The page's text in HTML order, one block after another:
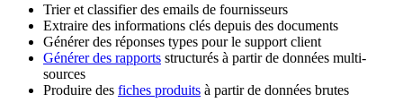
Trier et classifier des emails de fournisseurs
Extraire des informations clés depuis des documents
Générer des réponses types pour le support client
Générer des rapports structurés à partir de données multi-
sources
Produire des fiches produits à partir de données brutes